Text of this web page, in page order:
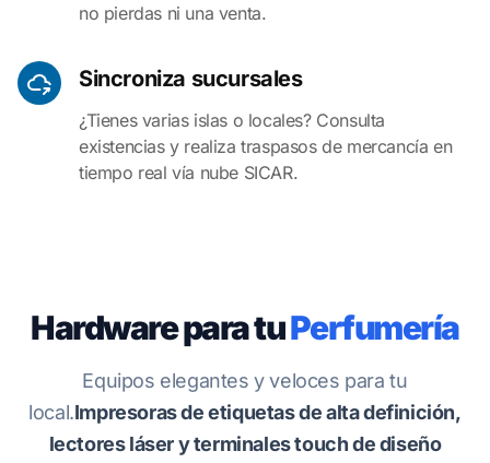
no pierdas ni una venta.
Sincroniza sucursales
¿Tienes varias islas o locales? Consulta
existencias y realiza traspasos de mercancía en
tiempo real vía nube SICAR.
Hardware para tuPerfumería
Equipos elegantes y veloces para tu
local.Impresoras de etiquetas de alta definición,
lectores láser y terminales touch de diseño